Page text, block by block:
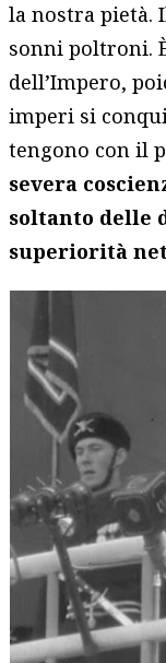
la nostra pietà.
sonni poltroni.
dell’Impero,
imperi si
tengono con il
severa
soltanto delle
superiorità